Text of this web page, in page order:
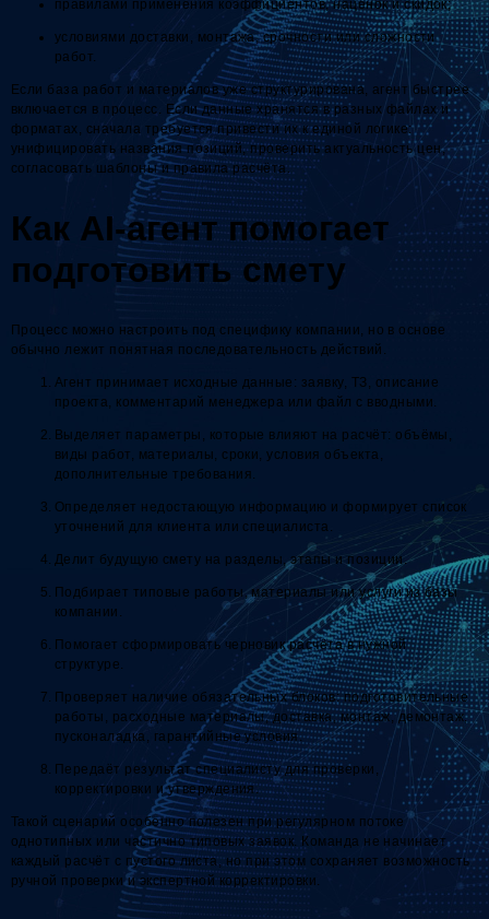
правилами применения коэффициентов, наценок и скидок;
условиями доставки, монтажа, срочности или сложности
работ.
Если база работ и материалов уже структурирована, агент быстрее
включается в процесс. Если данные хранятся в разных файлах и
форматах, сначала требуется привести их к единой логике:
унифицировать названия позиций, проверить актуальность цен,
согласовать шаблоны и правила расчёта.
Как AI-агент помогает
подготовить смету
Процесс можно настроить под специфику компании, но в основе
обычно лежит понятная последовательность действий.
Агент принимает исходные данные: заявку, ТЗ, описание
проекта, комментарий менеджера или файл с вводными.
Выделяет параметры, которые влияют на расчёт: объёмы,
виды работ, материалы, сроки, условия объекта,
дополнительные требования.
Определяет недостающую информацию и формирует список
уточнений для клиента или специалиста.
Делит будущую смету на разделы, этапы и позиции.
Подбирает типовые работы, материалы или услуги из базы
компании.
Помогает сформировать черновик расчёта в нужной
структуре.
Проверяет наличие обязательных блоков: подготовительные
работы, расходные материалы, доставка, монтаж, демонтаж,
пусконаладка, гарантийные условия.
Передаёт результат специалисту для проверки,
корректировки и утверждения.
Такой сценарий особенно полезен при регулярном потоке
однотипных или частично типовых заявок. Команда не начинает
каждый расчёт с пустого листа, но при этом сохраняет возможность
ручной проверки и экспертной корректировки.